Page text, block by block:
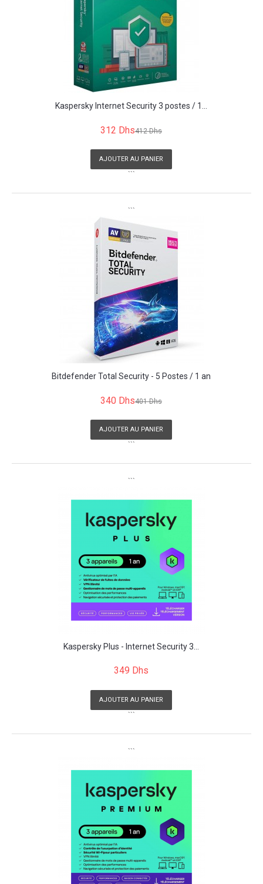
Kaspersky Internet Security 3 postes / 1...
312 Dhs412 Dhs
AJOUTER AU PANIER
```
```
Bitdefender Total Security - 5 Postes / 1 an
340 Dhs401 Dhs
AJOUTER AU PANIER
```
```
Kaspersky Plus - Internet Security 3...
349 Dhs
AJOUTER AU PANIER
```
```